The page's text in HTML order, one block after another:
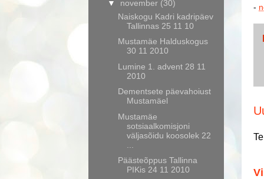
-
▼ november (30)
Naiskogu Kadri kadripäev
Tallinnas 25 11 10
Mustamäe Halduskogus
30 11 2010
Lumine 1. advent 28 11
2010
Dementsete päevahoiust
Mustamäel
Mustamäe
sotsiaalkomisjoni
väljasõidu koosolek 22
Päästeõppus Tallinna
PIKis 24 11 2010